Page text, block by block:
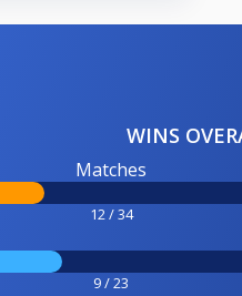
WINS
Matches
12 / 34
9 / 23